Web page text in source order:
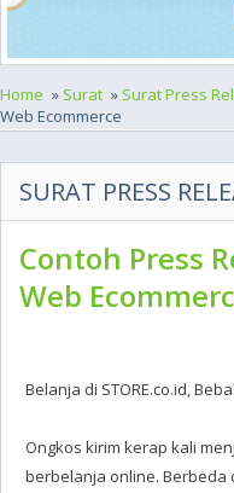
Home » Surat » Surat Press
Web Ecommerce
SURAT PRESS
Contoh Press
Web
Belanja di STORE.co.id,
Ongkos kirim kerap kali
berbelanja online. Berbeda